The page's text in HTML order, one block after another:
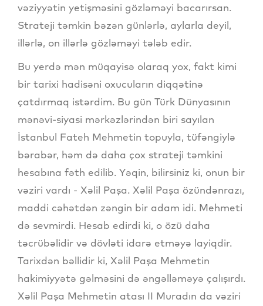
vəziyyətin yetişməsini gözləməyi bacarırsan.
Strateji təmkin bəzən günlərlə, aylarla deyil,
illərlə, on illərlə gözləməyi tələb edir.
Bu yerdə mən müqayisə olaraq yox, fakt kimi
bir tarixi hadisəni oxucuların diqqətinə
çatdırmaq istərdim. Bu gün Türk Dünyasının
mənəvi-siyasi mərkəzlərindən biri sayılan
İstanbul Fateh Mehmetin topuyla, tüfəngiylə
bərabər, həm də daha çox strateji təmkini
hesabına fəth edilib. Yəqin, bilirsiniz ki, onun bir
vəziri vardı - Xəlil Paşa. Xəlil Paşa özündənrazı,
maddi cəhətdən zəngin bir adam idi. Mehmeti
də sevmirdi. Hesab edirdi ki, o özü daha
təcrübəlidir və dövləti idarə etməyə layiqdir.
Tarixdən bəllidir ki, Xəlil Paşa Mehmetin
hakimiyyətə gəlməsini də əngəlləməyə çalışırdı.
Xəlil Paşa Mehmetin atası II Muradın da vəziri